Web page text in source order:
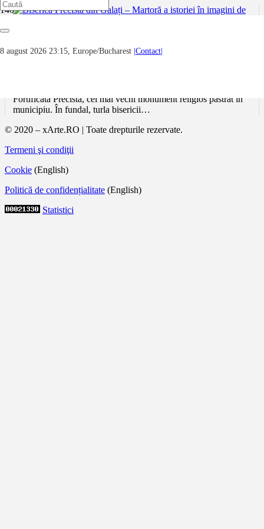
8 august 2026 23:15, Europe/Bucharest |Contact|
Biserica Precista din Galați – Martoră a
istoriei în imagini de epocă
Fortificată Precista, cel mai vechi monument religios păstrat în
municipiu. În fundal, turla bisericii…
© 2020 – xArte.RO | Toate drepturile rezervate.
Termeni şi condiţii
Cookie (English)
Politică de confidențialitate (English)
Statistici